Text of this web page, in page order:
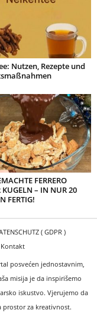
Nutzen, Rezepte und
FERRERO
KUGELN – IN NUR 20
FERTIG!
( GDPR )
Kontakt
posvećen jednostavnim,
misija je da inspirišemo
iskustvo. Vjerujemo da
za kreativnost.